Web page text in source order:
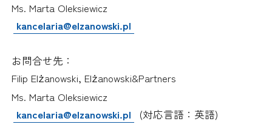
Ms. Marta Oleksiewicz
kancelaria@elzanowski.pl
お問合せ先：
Filip Elżanowski, Elżanowski&Partners
Ms. Marta Oleksiewicz
kancelaria@elzanowski.pl
(対応言語：英語)